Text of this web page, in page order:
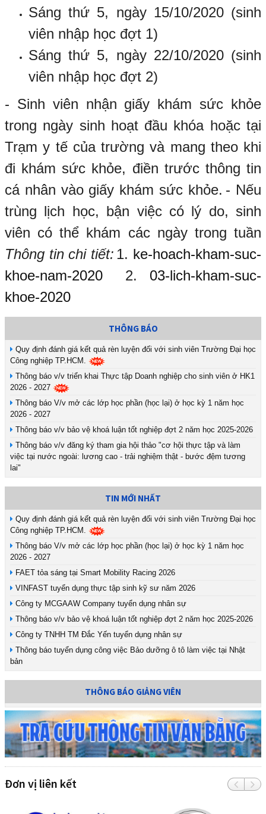
Sáng thứ 5, ngày 15/10/2020 (sinh
viên nhập học đợt 1)
Sáng thứ 5, ngày 22/10/2020 (sinh
viên nhập học đợt 2)
- Sinh viên nhận giấy khám sức khỏe
trong ngày sinh hoạt đầu khóa hoặc tại
Trạm y tế của trường và mang theo khi
đi khám sức khỏe, điền trước thông tin
cá nhân vào giấy khám sức khỏe. - Nếu
trùng lịch học, bận việc có lý do, sinh
viên có thể khám các ngày trong tuần
Thông tin chi tiết: 1. ke-hoach-kham-suc-
khoe-nam-2020
2. 03-lich-kham-suc-
khoe-2020
THÔNG BÁO
Quy định đánh giá kết quả rèn luyện đối với sinh viên Trường Đại học
Công nghiệp TP.HCM.
Thông báo v/v triển khai Thực tập Doanh nghiệp cho sinh viên ở HK1
2026 - 2027
Thông báo V/v mở các lớp học phần (học lại) ở học kỳ 1 năm học
2026 - 2027
Thông báo v/v bảo vệ khoá luận tốt nghiệp đợt 2 năm học 2025-2026
Thông báo v/v đăng ký tham gia hội thảo "cơ hội thực tập và làm
việc tại nước ngoài: lương cao - trải nghiệm thật - bước đệm tương
lai"
TIN MỚI NHẤT
Quy định đánh giá kết quả rèn luyện đối với sinh viên Trường Đại học
Công nghiệp TP.HCM.
Thông báo V/v mở các lớp học phần (học lại) ở học kỳ 1 năm học
2026 - 2027
FAET tỏa sáng tại Smart Mobility Racing 2026
VINFAST tuyển dụng thực tập sinh kỹ sư năm 2026
Công ty MCGAAW Company tuyển dụng nhân sự
Thông báo v/v bảo vệ khoá luận tốt nghiệp đợt 2 năm học 2025-2026
Công ty TNHH TM Đắc Yến tuyển dụng nhân sự
Thông báo tuyển dụng công việc Bảo dưỡng ô tô làm việc tại Nhật
bản
THÔNG BÁO GIẢNG VIÊN
Đơn vị liên kết